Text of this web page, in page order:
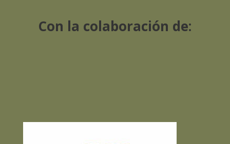
Con la colaboración de: